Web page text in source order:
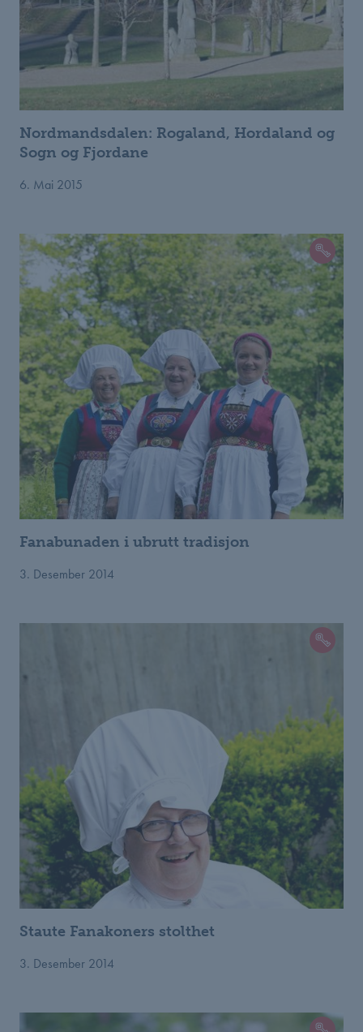
Nordmandsdalen: Rogaland, Hordaland og
Sogn og Fjordane
6. Mai 2015
Fanabunaden i ubrutt tradisjon
3. Desember 2014
Staute Fanakoners stolthet
3. Desember 2014